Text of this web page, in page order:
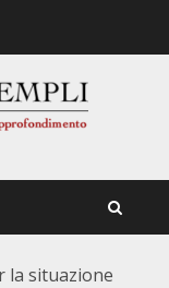
la situazione